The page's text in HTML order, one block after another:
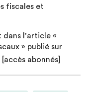
fiscales et
dans l’article «
» publié sur
[accès abonnés]